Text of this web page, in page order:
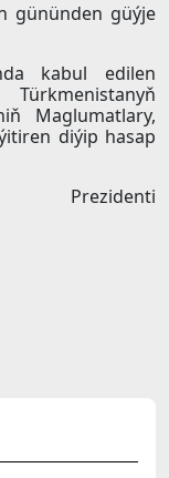
gününden güýje
kabul edilen
Maglumatlary,
diýip hasap